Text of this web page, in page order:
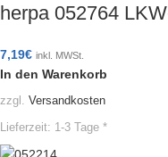
herpa 052764
7,19€ inkl. MWSt.
In den Warenkorb
zzgl. Versandkosten
Lieferzeit: 1-3 Tage *